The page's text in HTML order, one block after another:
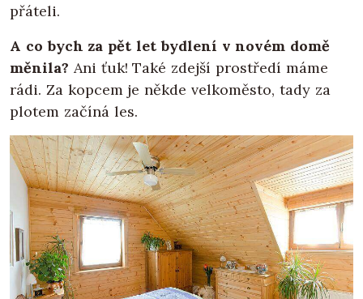
přáteli.
A co bych za pět let bydlení v novém domě
měnila? Ani ťuk! Také zdejší prostředí máme
rádi. Za kopcem je někde velkoměsto, tady za
plotem začíná les.